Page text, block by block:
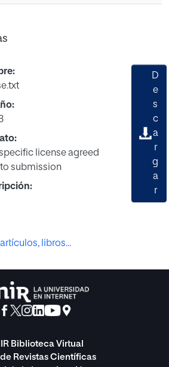
license agreed
submission
D
e
s
c
a
r
g
a
r
libros...
Biblioteca Virtual
de Revistas Científicas